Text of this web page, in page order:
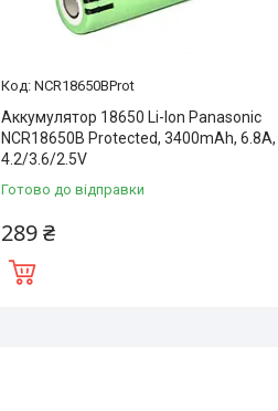
NCR18650BProt
Аккумулятор 18650 Li-Ion Panasonic
NCR18650B Protected, 3400mAh, 6.8A,
4.2/3.6/2.5V
Готово до відправки
289 ₴